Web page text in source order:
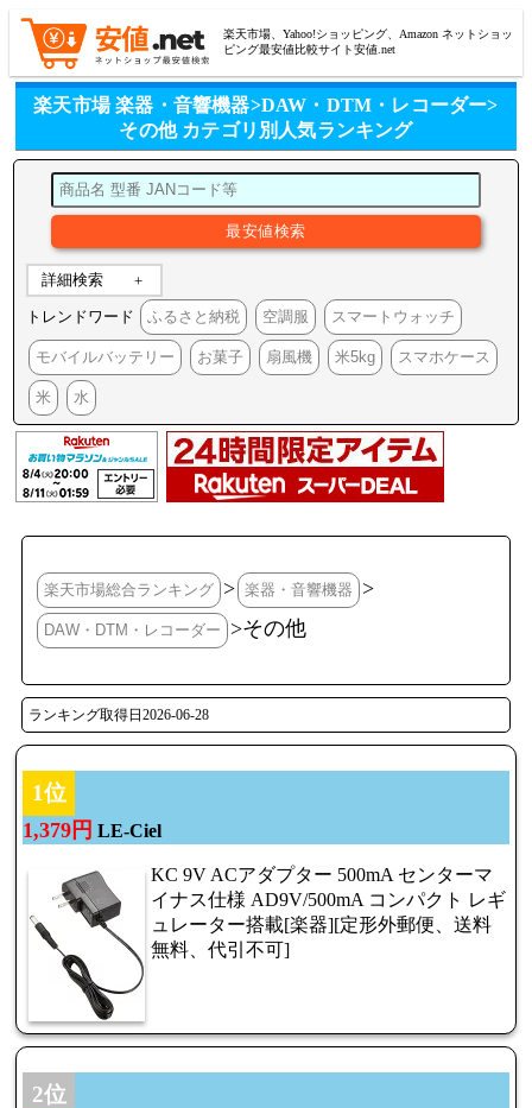
楽天市場、Yahoo!ショッピング、Amazon ネットショッ
ピング最安値比較サイト安値.net
楽天市場 楽器・音響機器>DAW・DTM・レコーダー>
その他 カテゴリ別人気ランキング
詳細検索
トレンドワード ふるさと納税 空調服 スマートウォッチ
モバイルバッテリー お菓子 扇風機 米5kg スマホケース
米 水
楽天市場総合ランキング > 楽器・音響機器 >
DAW・DTM・レコーダー >その他
ランキング取得日2026-06-28
1位
1,379円 LE-Ciel
KC 9V ACアダプター 500mA センターマ
イナス仕様 AD9V/500mA コンパクト レギ
ュレーター搭載[楽器][定形外郵便、送料
無料、代引不可]
2位